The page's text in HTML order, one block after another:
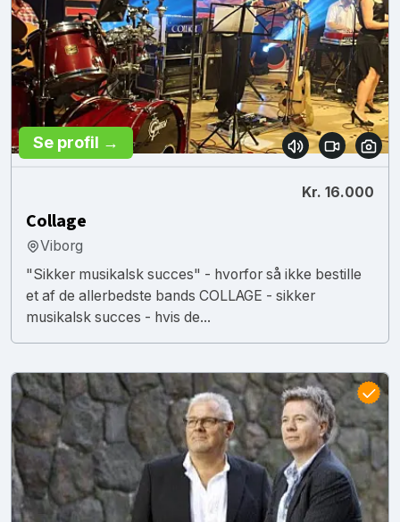
Se profil →
Kr. 16.000
Collage
Viborg
"Sikker musikalsk succes" - hvorfor så ikke bestille
et af de allerbedste bands COLLAGE - sikker
musikalsk succes - hvis de...